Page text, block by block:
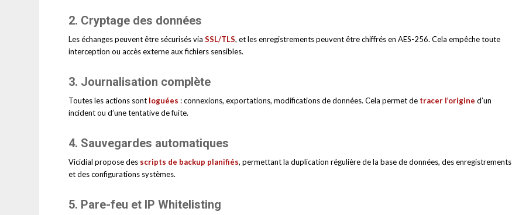
2. Cryptage des données
Les échanges peuvent être sécurisés viaSSL/TLS, et les enregistrements peuvent être chiffrés en AES-256. Cela empêche toute
interception ou accès externe aux fichiers sensibles.
3. Journalisation complète
Toutes les actions sont loguées : connexions, exportations, modifications de données. Cela permet de tracer l’origine d’un
incident ou d’une tentative de fuite.
4. Sauvegardes automatiques
Vicidial propose des scripts de backup planifiés, permettant la duplication régulière de la base de données, des enregistrements
et des configurations systèmes.
5. Pare-feu et IP Whitelisting